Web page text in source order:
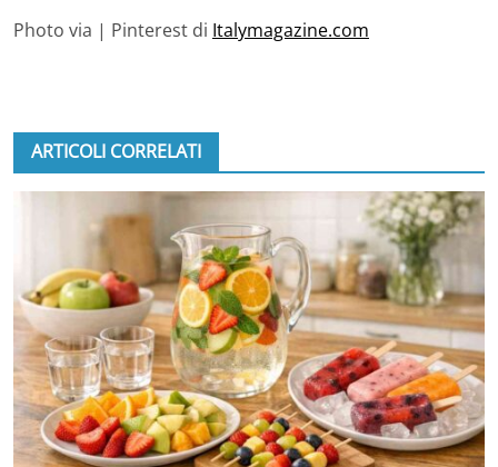
Photo via | Pinterest di Italymagazine.com
ARTICOLI CORRELATI